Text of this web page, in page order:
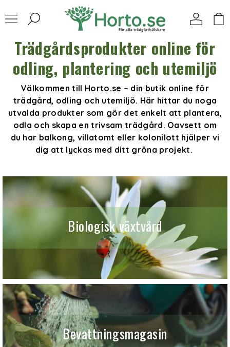
Trädgårdsprodukter online för
odling, plantering och utemiljö
Välkommen till Horto.se – din butik online för
trädgård, odling och utemiljö. Här hittar du noga
utvalda produkter som gör det enkelt att plantera,
odla och skapa en trivsam trädgård. Oavsett om
du har balkong, villatomt eller kolonilott hjälper vi
dig att lyckas med ditt gröna projekt.
Biologisk växtvård
Bevattningsmagasin